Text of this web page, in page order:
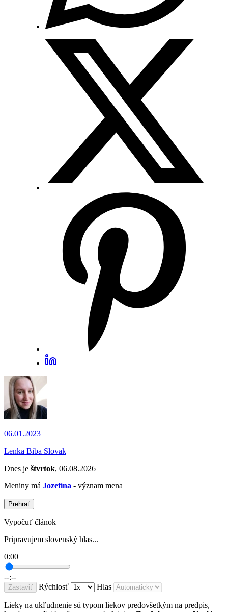
06.01.2023
Lenka Biba Slovak
Dnes je štvrtok, 06.08.2026
Meniny má Jozefína - význam mena
Prehrať
Vypočuť článok
Pripravujem slovenský hlas...
0:00
--:--
Zastaviť Rýchlosť Hlas
Lieky na ukľudnenie sú typom liekov predovšetkým na predpis,